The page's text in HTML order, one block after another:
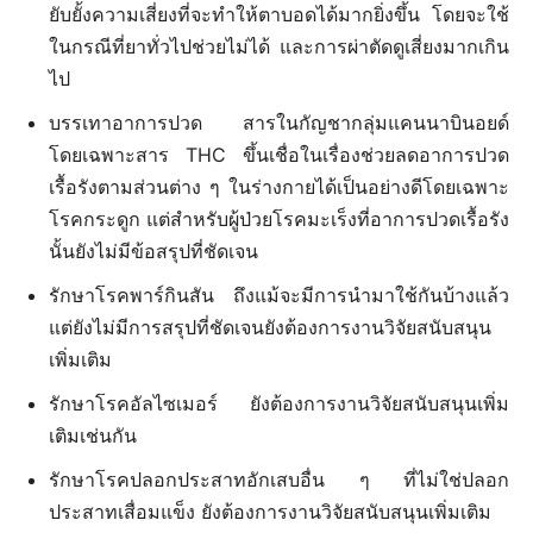
ยับยั้งความเสี่ยงที่จะทำให้ตาบอดได้มากยิ่งขึ้น โดยจะใช้
ในกรณีที่ยาทั่วไปช่วยไม่ได้ และการผ่าตัดดูเสี่ยงมากเกิน
ไป
บรรเทาอาการปวด สารในกัญชากลุ่มแคนนาบินอยด์
โดยเฉพาะสาร THC ขึ้นเชื่อในเรื่องช่วยลดอาการปวด
เรื้อรังตามส่วนต่าง ๆ ในร่างกายได้เป็นอย่างดีโดยเฉพาะ
โรคกระดูก แต่สำหรับผู้ป่วยโรคมะเร็งที่อาการปวดเรื้อรัง
นั้นยังไม่มีข้อสรุปที่ชัดเจน
รักษาโรคพาร์กินสัน ถึงแม้จะมีการนำมาใช้กันบ้างแล้ว
แต่ยังไม่มีการสรุปที่ชัดเจนยังต้องการงานวิจัยสนับสนุน
เพิ่มเติม
รักษาโรคอัลไซเมอร์ ยังต้องการงานวิจัยสนับสนุนเพิ่ม
เติมเช่นกัน
รักษาโรคปลอกประสาทอักเสบอื่น ๆ ที่ไม่ใช่ปลอก
ประสาทเสื่อมแข็ง ยังต้องการงานวิจัยสนับสนุนเพิ่มเติม